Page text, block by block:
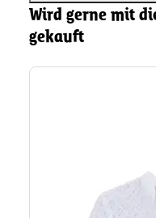
Wird gerne mit
gekauft